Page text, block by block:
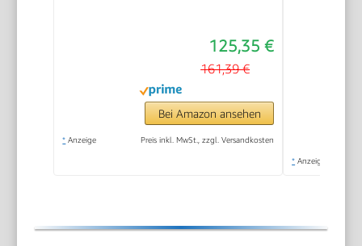
125,35 €
161,39 €
Bei Amazon ansehen
* Anzeige Preis inkl. MwSt., zzgl. Versandkosten
* Anzeige